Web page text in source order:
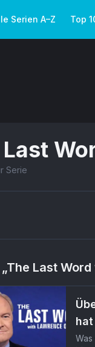
Serien A–Z Top
Serie
The Last